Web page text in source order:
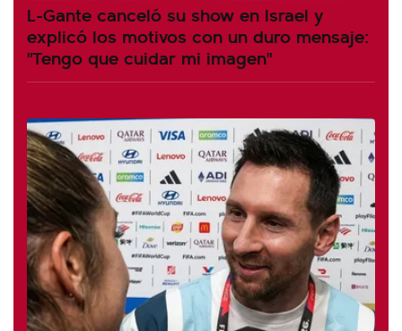
L-Gante canceló su show en Israel y
explicó los motivos con un duro mensaje:
"Tengo que cuidar mi imagen"